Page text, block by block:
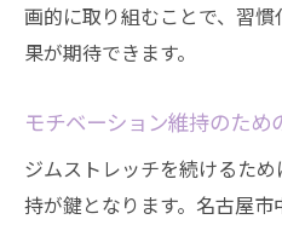
画的に取り組むことで、習
果が期待できます。
モチベーション維持のため
ジムストレッチを続けるた
持が鍵となります。名古屋